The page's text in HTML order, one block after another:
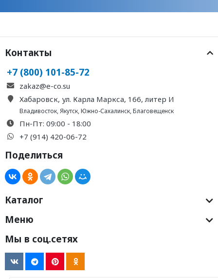
Контакты
+7 (800) 101-85-72
zakaz@e-co.su
Хабаровск, ул. Карла Маркса, 166, литер И
Владивосток,Якутск,Южно-Сахалинск,Благовещенск
Пн-Пт: 09:00 - 18:00
+7 (914) 420-06-72
Поделиться
Каталог
Меню
Мы в соц.сетях